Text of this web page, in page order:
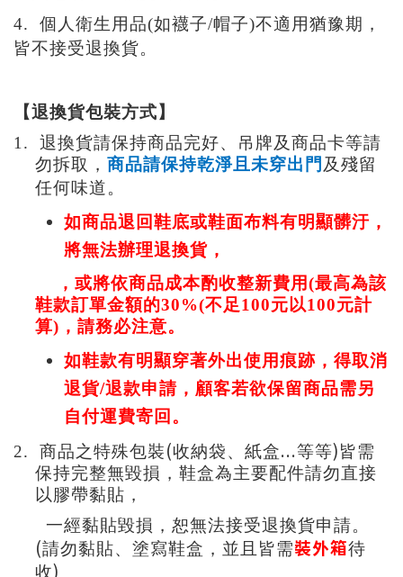
4. 個人衛生用品(如襪子/帽子)不適用猶豫期，
皆不接受退換貨。
【退換貨包裝方式】
1.
退換貨請保持商品完好、吊牌及商品卡等請
勿拆取， 商品請保持乾淨且未穿出門 及殘留
任何味道。
如商品退回鞋底或鞋面布料有明顯髒汙 ，
將無法辦理退換貨 ，
，或將依商品成本酌收整新費用(最高為該
鞋款訂單金額的30%(不足100元以100元計
算)，請務必注意。
如鞋款有明顯穿著外出使用痕跡，得取消
退貨/退款申請，顧客若欲保留商品需另
自付運費寄回。
2.
商品之特殊包裝(收納袋、紙盒...等等)皆需
保持完整無毀損，鞋盒為主要配件請勿直接
以膠帶黏貼，
一經黏貼毀損，恕無法接受退換貨申請。
(請勿黏貼、塗寫鞋盒，並且皆需裝外箱待
收)